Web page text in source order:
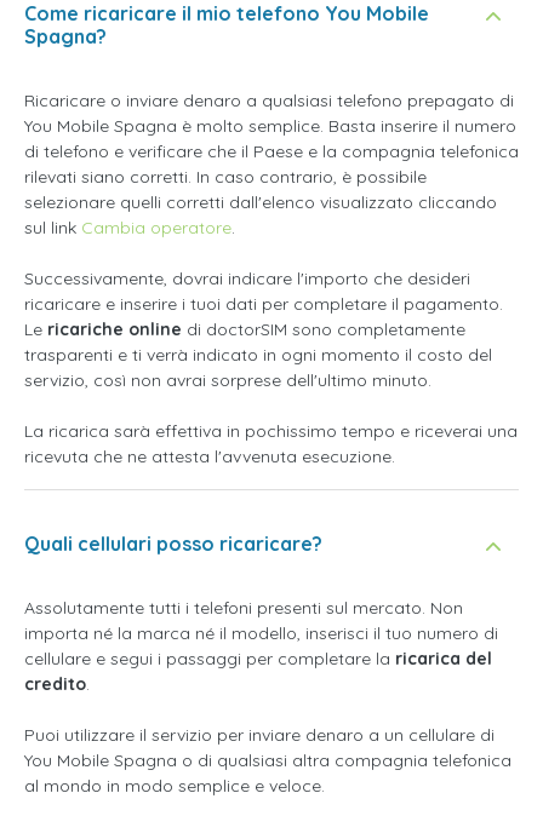
Come ricaricare il mio telefono You Mobile
Spagna?
Ricaricare o inviare denaro a qualsiasi telefono prepagato di
You Mobile Spagna è molto semplice. Basta inserire il numero
di telefono e verificare che il Paese e la compagnia telefonica
rilevati siano corretti. In caso contrario, è possibile
selezionare quelli corretti dall'elenco visualizzato cliccando
sul link Cambia operatore.
Successivamente, dovrai indicare l'importo che desideri
ricaricare e inserire i tuoi dati per completare il pagamento.
Le ricariche online di doctorSIM sono completamente
trasparenti e ti verrà indicato in ogni momento il costo del
servizio, così non avrai sorprese dell'ultimo minuto.
La ricarica sarà effettiva in pochissimo tempo e riceverai una
ricevuta che ne attesta l'avvenuta esecuzione.
Quali cellulari posso ricaricare?
Assolutamente tutti i telefoni presenti sul mercato. Non
importa né la marca né il modello, inserisci il tuo numero di
cellulare e segui i passaggi per completare la ricarica del
credito.
Puoi utilizzare il servizio per inviare denaro a un cellulare di
You Mobile Spagna o di qualsiasi altra compagnia telefonica
al mondo in modo semplice e veloce.